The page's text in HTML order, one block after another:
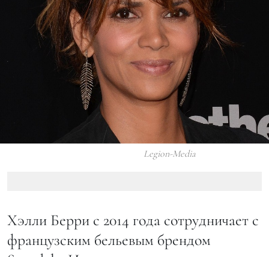
Legion-Media
Хэлли Берри с 2014 года сотрудничает с
французским бельевым брендом